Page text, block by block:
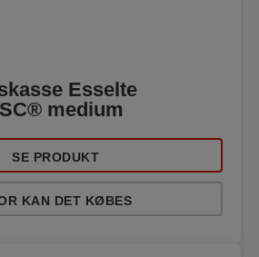
Esselte
medium
SE PRODUKT
KAN DET KØBES